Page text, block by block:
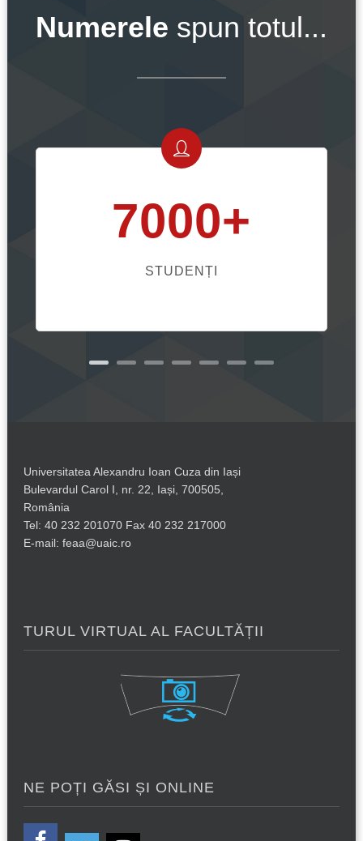
Numerele spun totul...
7000+
STUDENȚI
Universitatea Alexandru Ioan Cuza din Iași
Bulevardul Carol I, nr. 22, Iași, 700505,
România
Tel: 40 232 201070 Fax 40 232 217000
E-mail: feaa@uaic.ro
TURUL VIRTUAL AL FACULTĂȚII
NE POȚI GĂSI ȘI ONLINE